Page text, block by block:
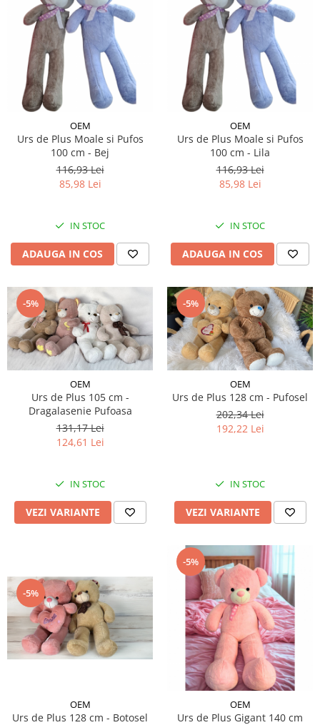
OEM
Urs de Plus Moale si Pufos
100 cm - Bej
116,93 Lei
85,98 Lei
IN STOC
ADAUGA IN COS
OEM
Urs de Plus Moale si Pufos
100 cm - Lila
116,93 Lei
85,98 Lei
IN STOC
ADAUGA IN COS
-5%
OEM
Urs de Plus 105 cm -
Dragalasenie Pufoasa
131,17 Lei
124,61 Lei
IN STOC
VEZI VARIANTE
-5%
OEM
Urs de Plus 128 cm - Pufosel
202,34 Lei
192,22 Lei
IN STOC
VEZI VARIANTE
-5%
OEM
Urs de Plus 128 cm - Botosel
-5%
OEM
Urs de Plus Gigant 140 cm